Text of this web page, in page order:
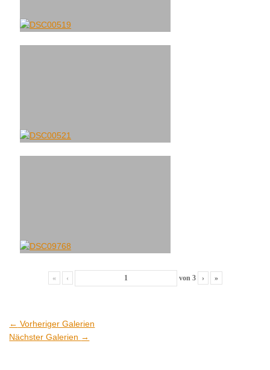
« ‹ von 3 › »
← Vorheriger Galerien
Nächster Galerien →